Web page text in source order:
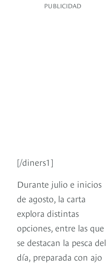
PUBLICIDAD
[/diners1]
Durante julio e inicios
de agosto, la carta
explora distintas
opciones, entre las que
se destacan la pesca del
día, preparada con ajo